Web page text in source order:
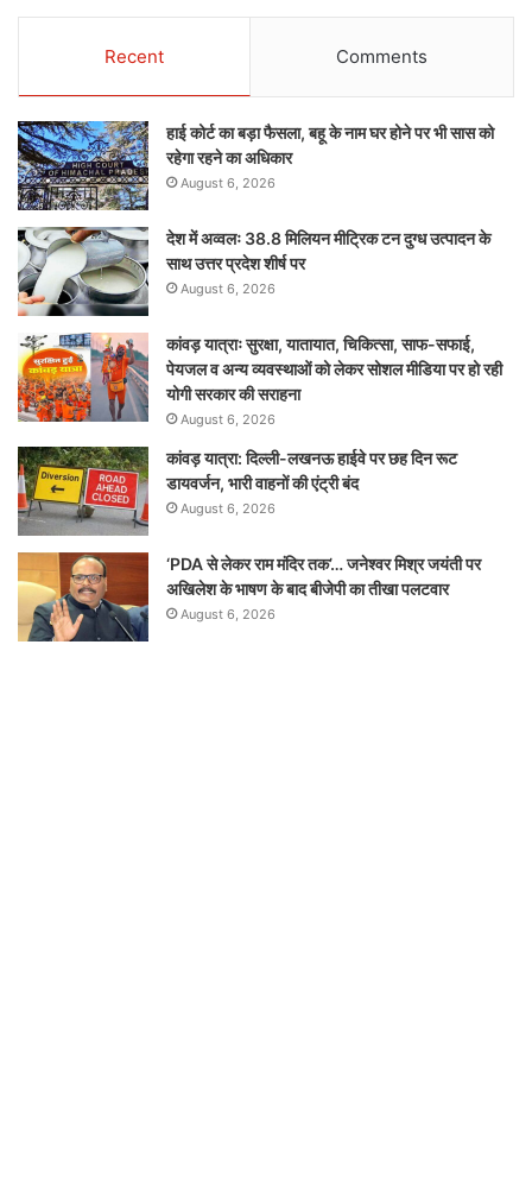
Recent Comments
हाई कोर्ट का बड़ा फैसला, बहू के नाम घर होने पर भी सास को
रहेगा रहने का अधिकार
August 6, 2026
देश में अव्वलः 38.8 मिलियन मीट्रिक टन दुग्ध उत्पादन के
साथ उत्तर प्रदेश शीर्ष पर
August 6, 2026
कांवड़ यात्राः सुरक्षा, यातायात, चिकित्सा, साफ-सफाई,
पेयजल व अन्य व्यवस्थाओं को लेकर सोशल मीडिया पर हो रही
योगी सरकार की सराहना
August 6, 2026
कांवड़ यात्रा: दिल्ली-लखनऊ हाईवे पर छह दिन रूट
डायवर्जन, भारी वाहनों की एंट्री बंद
August 6, 2026
‘PDA से लेकर राम मंदिर तक’… जनेश्वर मिश्र जयंती पर
अखिलेश के भाषण के बाद बीजेपी का तीखा पलटवार
August 6, 2026